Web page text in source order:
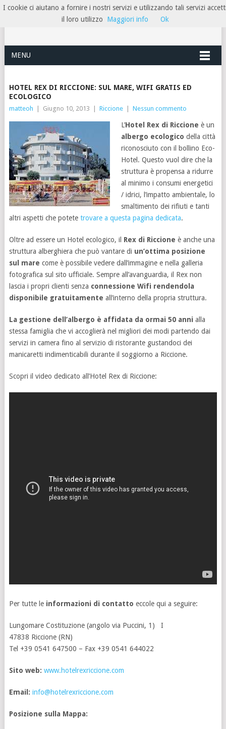
MENU
HOTEL REX DI RICCIONE: SUL MARE, WIFI GRATIS ED
ECOLOGICO
matteoh Giugno 10, 2013 Riccione Nessun commento
L’Hotel Rex di Riccione è un
albergo ecologico della città
riconosciuto con il bollino Eco-
Hotel. Questo vuol dire che la
struttura è propensa a ridurre
al minimo i consumi energetici
/ idrici, l’impatto ambientale, lo
smaltimento dei rifiuti e tanti
altri aspetti che potete trovare a questa pagina dedicata.
Oltre ad essere un Hotel ecologico, il Rex di Riccione è anche una
struttura alberghiera che può vantare di un’ottima posizione
sul mare come è possibile vedere dall’immagine e nella galleria
fotografica sul sito ufficiale. Sempre all’avanguardia, il Rex non
lascia i propri clienti senza connessione Wifi rendendola
disponibile gratuitamente all’interno della propria struttura.
La gestione dell’albergo è affidata da ormai 50 anni alla
stessa famiglia che vi accoglierà nel migliori dei modi partendo dai
servizi in camera fino al servizio di ristorante gustandoci dei
manicaretti indimenticabili durante il soggiorno a Riccione.
Scopri il video dedicato all’Hotel Rex di Riccione:
Per tutte le informazioni di contatto eccole qui a seguire:
Lungomare Costituzione (angolo via Puccini, 1) I
47838 Riccione (RN)
Tel +39 0541 647500 – Fax +39 0541 644022
Sito web: www.hotelrexriccione.com
Email: info@hotelrexriccione.com
Posizione sulla Mappa:
I cookie ci aiutano a fornire i nostri servizi e utilizzando tali servizi
il loro utilizzo
Maggiori info Ok